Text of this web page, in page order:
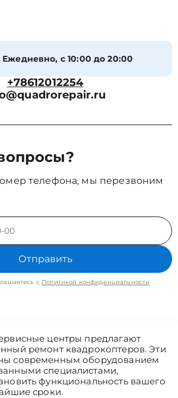
Ежедневно, с 10:00 до 20:00
+78612012254
телефона, мы перезвоним
Отправить
с Политикой конфиденциальности
центры предлагают
ремонт квадрокоптеров. Эти
современным оборудованием
специалистами,
функциональность вашего
сроки.